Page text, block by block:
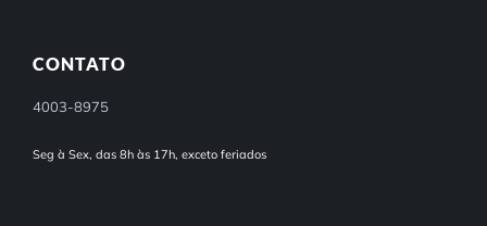
CONTATO
4003-8975
Seg à Sex, das 8h às 17h, exceto feriados